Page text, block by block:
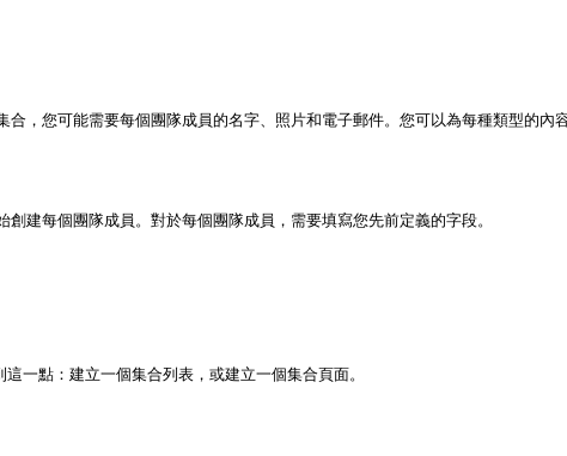
，您可能需要每個團隊成員的名字、照片和電子郵件。您可以為每種類型的
建每個團隊成員。對於每個團隊成員，需要填寫您先前定義的字段。
一點：建立一個集合列表，或建立一個集合頁面。